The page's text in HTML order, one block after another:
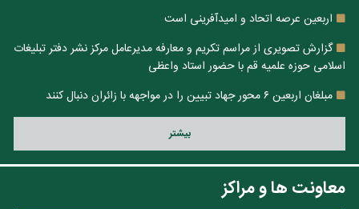
اربعین عرصه اتحاد و امیدآفرینی است
گزارش تصویری از مراسم تکریم و معارفه مدیرعامل مرکز نشر دفتر تبلیغات
اسلامی حوزه علمیه قم با حضور استاد واعظی
مبلغان اربعین ۶ محور جهاد تبیین را در مواجهه با زائران دنبال کنند
بيشتر
معاونت ها و مراکز